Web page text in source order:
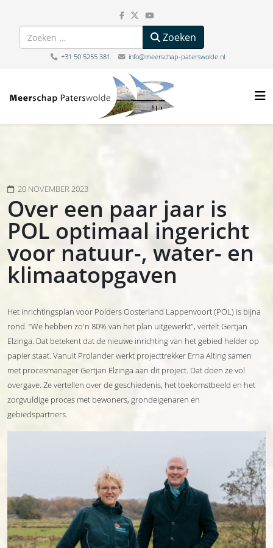
Zoeken Zoeken
+31 50 5255 381 info@meerschap-paterswolde.nl
20 NOVEMBER 2023
Over een paar jaar is
POL optimaal ingericht
voor natuur-, water- en
klimaatopgaven
Het inrichtingsplan voor Polders Oosterland Lappenvoort (POL) is bijna
rond. “We hebben zo'n 80% van het plan uitgewerkt", vertelt Gertjan
Elzinga. Dat betekent dat de nieuwe inrichting van het gebied helder op
papier staat. Vanuit Prolander werkt projecttrekker Erna Alting samen
met procesmanager Gertjan Elzinga aan dit project. Dat doen ze vol
overgave. Ze vertellen over de geschiedenis, het toekomstbeeld en het
zorgvuldige proces met bewoners, grondeigenaren en
gebiedspartners.